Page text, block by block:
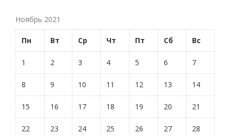
Ноябрь 2021
Пн Вт Ср Чт Пт Сб Вс
1 2 3 4 5 6 7
8 9 10 11 12 13 14
15 16 17 18 19 20 21
22 23 24 25 26 27 28